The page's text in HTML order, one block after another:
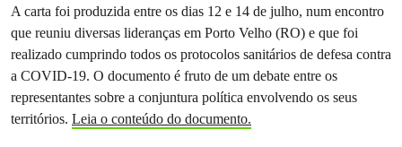
A carta foi produzida entre os dias 12 e 14 de julho, num encontro
que reuniu diversas lideranças em Porto Velho (RO) e que foi
realizado cumprindo todos os protocolos sanitários de defesa contra
a COVID-19. O documento é fruto de um debate entre os
representantes sobre a conjuntura política envolvendo os seus
territórios. Leia o conteúdo do documento.